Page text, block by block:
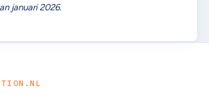
januari 2026.